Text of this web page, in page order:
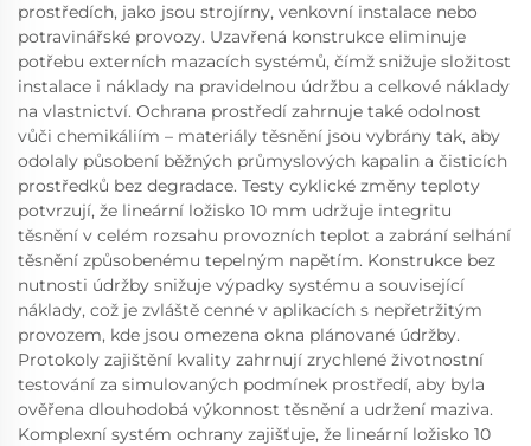
prostředích, jako jsou strojírny, venkovní instalace nebo
potravinářské provozy. Uzavřená konstrukce eliminuje
potřebu externích mazacích systémů, čímž snižuje složitost
instalace i náklady na pravidelnou údržbu a celkové náklady
na vlastnictví. Ochrana prostředí zahrnuje také odolnost
vůči chemikáliím – materiály těsnění jsou vybrány tak, aby
odolaly působení běžných průmyslových kapalin a čisticích
prostředků bez degradace. Testy cyklické změny teploty
potvrzují, že lineární ložisko 10 mm udržuje integritu
těsnění v celém rozsahu provozních teplot a zabrání selhání
těsnění způsobenému tepelným napětím. Konstrukce bez
nutnosti údržby snižuje výpadky systému a související
náklady, což je zvláště cenné v aplikacích s nepřetržitým
provozem, kde jsou omezena okna plánované údržby.
Protokoly zajištění kvality zahrnují zrychlené životnostní
testování za simulovaných podmínek prostředí, aby byla
ověřena dlouhodobá výkonnost těsnění a udržení maziva.
Komplexní systém ochrany zajišťuje, že lineární ložisko 10